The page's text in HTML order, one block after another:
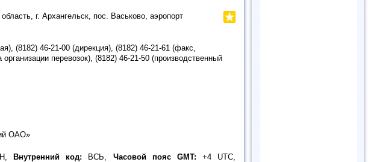
г. Архангельск, пос. Васьково, аэропорт
(8182) 46-21-00 (дирекция), (8182) 46-21-61 (факс,
перевозок), (8182) 46-21-50 (производственный
ОАО»
Внутренний код: ВСЬ, Часовой пояс GMT: +4 UTC,